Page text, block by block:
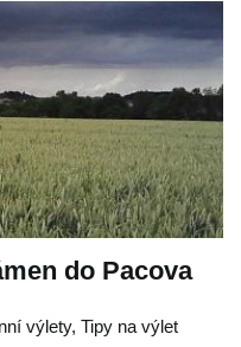
do Pacova
výlety, Tipy na výlet